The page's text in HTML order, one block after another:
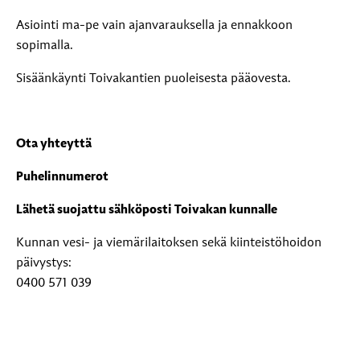
Asiointi ma-pe vain ajanvarauksella ja ennakkoon
sopimalla.
Sisäänkäynti Toivakantien puoleisesta pääovesta.
Ota yhteyttä
Puhelinnumerot
Lähetä suojattu sähköposti Toivakan kunnalle
Kunnan vesi- ja viemärilaitoksen sekä kiinteistöhoidon
päivystys:
0400 571 039